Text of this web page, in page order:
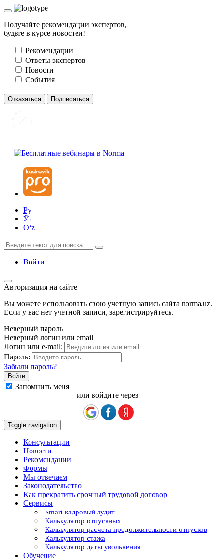
Получайте рекомендации экспертов,
будьте в курсе новостей!
Рекомендации
Ответы экспертов
Новости
События
Отказаться Подписаться
Ру
Ўз
Oʻz
Войти
Авторизация на сайте
Вы можете использовать свою учетную запись сайта norma.uz.
Если у вас нет учетной записи, зарегистрируйтесь.
Неверный пароль
Неверный логин или email
Логин или e-mail:
Пароль:
Забыли пароль?
Запомнить меня
или войдите через:
Toggle navigation
Консультации
Новости
Рекомендации
Формы
Мы отвечаем
Законодательство
Как прекратить срочный трудовой договор
Сервисы
Smart-кадровый аудит
Калькулятор отпускных
Калькулятор расчета продолжительности отпусков
Калькулятор стажа
Калькулятор даты увольнения
Обучение